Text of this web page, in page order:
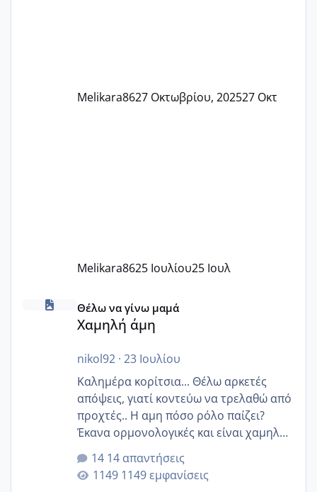
Melikara8627 Οκτωβρίου, 202527 Οκτ
Melikara8625 Ιουλίου25 Ιουλ
Χαμηλή άμη
Θέλω να γίνω μαμά
Χαμηλή άμη
nikol92· 23 Ιουλίου
Καλημέρα κορίτσια... Θέλω αρκετές
απόψεις, γιατί κοντεύω να τρελαθώ από
προχτές.. Η αμη πόσο ρόλο παίζει?
Έκανα ορμονολογικές και είναι χαμηλή
για την ηλικία μου.. Είχα ήδη μια
εγκυμοσύνη, που έπρεπε να τερματιστεί
στην 27η εβδομάδα και προσπαθώ 7
14 απαντήσεις
1149 εμφανίσεις